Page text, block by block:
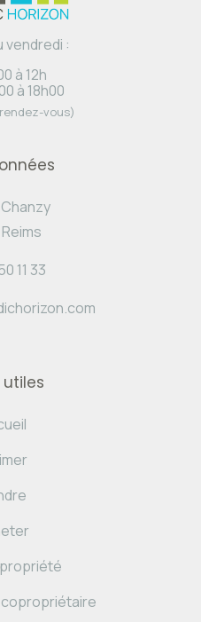
vendredi :
à 12h
à 18h00
vous)
Reims
11 33
utiles